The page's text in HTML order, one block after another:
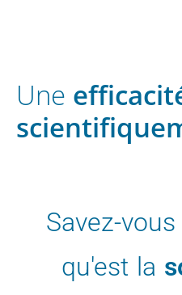
Une
Savez-
qu'est la